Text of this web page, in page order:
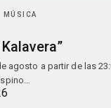
MÚSICA
agosto a partir de las